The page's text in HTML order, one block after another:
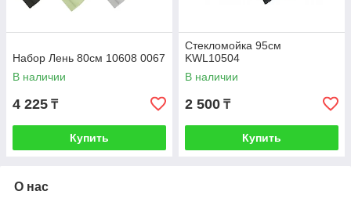
Набор Лень 80см 10608 0067
В наличии
4 225 ₸
Купить
Стекломойка 95см
KWL10504
В наличии
2 500 ₸
Купить
О нас